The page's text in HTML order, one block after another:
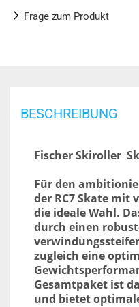
Frage zum Produkt
BESCHREIBUNG
Fischer Skiroller
Für den
der RC7 Skate mit
die ideale Wahl.
durch einen
zugleich eine
Gesamtpaket ist
und bietet